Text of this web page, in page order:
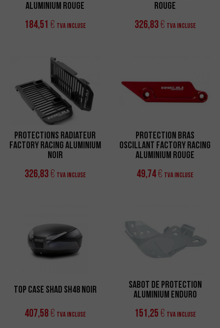
Aluminium Rouge
184,51 € TVA incluse
Rouge
326,83€ TVA incluse
Protections Radiateur
Factory Racing Aluminium
Noir
326,83€ TVA incluse
Protection Bras
Oscillant Factory Racing
Aluminium Rouge
49,74€ TVA incluse
Top Case SHAD SH48 Noir
407,58€ TVA incluse
Sabot de Protection
Aluminium Enduro
151,25 € TVA incluse